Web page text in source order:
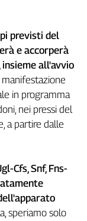
previsti del
e accorperà
all'avvio
in programma
nei pressi del
a partire dalle
Cfs, Snf, Fns-
speriamo solo